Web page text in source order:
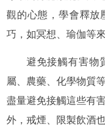
觀的心態，學會釋放
巧，如冥想、瑜伽等
避免接觸有害物
屬、農藥、化學物質
盡量避免接觸這些有
外，戒煙、限製飲酒